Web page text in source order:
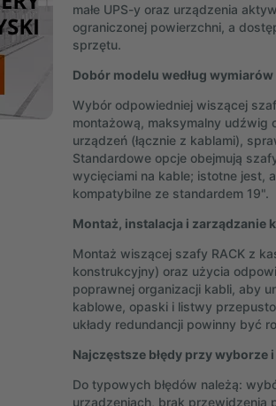
małe UPS-y oraz urządzenia
ograniczonej powierzchni, a
sprzętu.
Dobór modelu według
Wybór odpowiedniej wiszącej
montażową, maksymalny udźwig
urządzeń (łącznie z kablami),
Standardowe opcje obejmują
wycięciami na kable; istotne jest,
kompatybilne ze standardem 19".
Montaż, instalacja i zarządzanie
Montaż wiszącej szafy RACK z
konstrukcyjny) oraz użycia
poprawnej organizacji kabli, aby
kablowe, opaski i listwy
układy redundancji powinny być
Najczęstsze błędy przy wyborze
Do typowych błędów należą:
urządzeniach, brak przewidzenia